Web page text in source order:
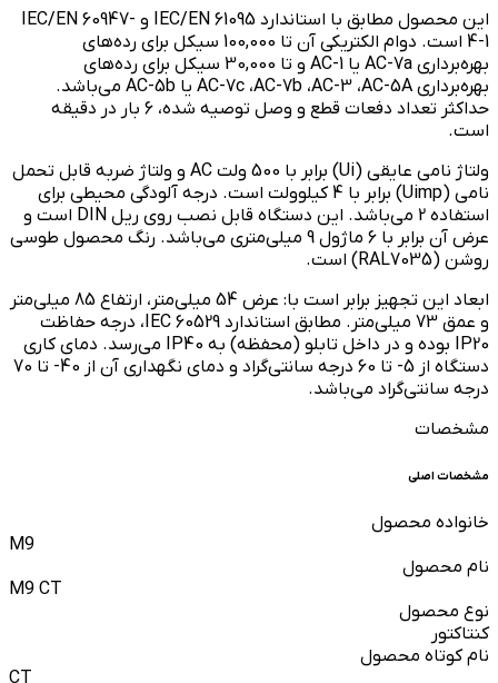
این محصول مطابق با استاندارد IEC/EN 61095 و IEC/EN 60947-
4-1 است. دوام الکتریکی آن تا 100,000 سیکل برای رده‌های
بهره‌برداری AC-7a یا AC-1 و تا 30,000 سیکل برای رده‌های
بهره‌برداری AC-7c ،AC-7b ،AC-3 ،AC-5A یا AC-5b می‌باشد.
حداکثر تعداد دفعات قطع و وصل توصیه شده، 6 بار در دقیقه
است.
ولتاژ نامی عایقی (Ui) برابر با 500 ولت AC و ولتاژ ضربه قابل تحمل
نامی (Uimp) برابر با 4 کیلوولت است. درجه آلودگی محیطی برای
استفاده 2 می‌باشد. این دستگاه قابل نصب روی ریل DIN است و
عرض آن برابر با 6 ماژول 9 میلی‌متری می‌باشد. رنگ محصول طوسی
روشن (RAL7035) است.
ابعاد این تجهیز برابر است با: عرض 54 میلی‌متر، ارتفاع 85 میلی‌متر
و عمق 73 میلی‌متر. مطابق استاندارد IEC 60529، درجه حفاظت
IP20 بوده و در داخل تابلو (محفظه) به IP40 می‌رسد. دمای کاری
دستگاه از 5- تا 60 درجه سانتی‌گراد و دمای نگهداری آن از 40- تا 70
درجه سانتی‌گراد می‌باشد.
مشخصات
مشخصات اصلی
خانواده محصول
M9
نام محصول
M9 CT
نوع محصول
کنتاکتور
نام کوتاه محصول
CT